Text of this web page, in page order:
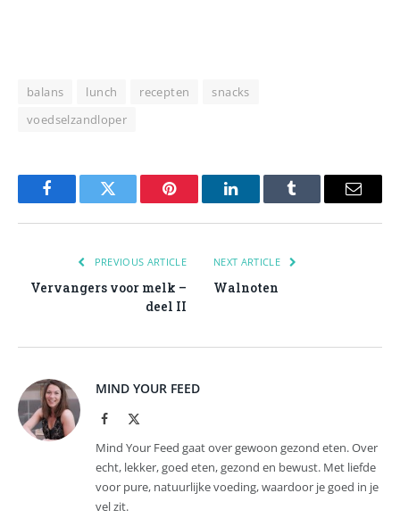
balans lunch recepten
snacks
voedselzandloper
FacebookTwitter Pinterest LinkedInTumblr Email
PREVIOUS ARTICLE
Vervangers voor melk –
deel II
NEXT ARTICLE
Walnoten
MIND YOUR FEED
Facebook
Mind Your Feed gaat over gewoon gezond eten. Over
echt, lekker, goed eten, gezond en bewust. Met liefde
voor pure, natuurlijke voeding, waardoor je goed in je
vel zit.